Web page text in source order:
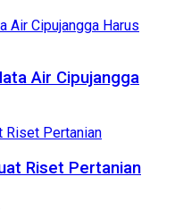
Air Cipujangga
Riset Pertanian